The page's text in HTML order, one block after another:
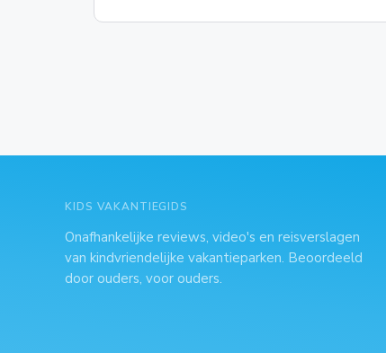
KIDS VAKANTIEGIDS
Onafhankelijke reviews, video's en reisverslagen
van kindvriendelijke vakantieparken. Beoordeeld
door ouders, voor ouders.